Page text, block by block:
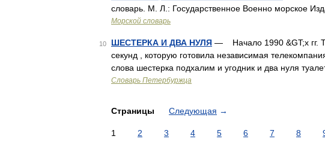
словарь. М. Л.: Государственное Военно морское
Морской словарь
10 ШЕСТЕРКА И ДВА НУЛЯ — Начало 1990 &GT;х гг.
секунд , которую готовила независимая
слова шестерка подхалим и угодник и два нуля
Словарь Петербуржца
Страницы Следующая →
1 2 3 4 5 6 7 8